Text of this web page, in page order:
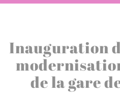
Inauguration
de la gare